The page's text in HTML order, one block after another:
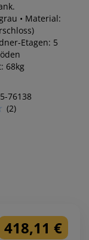
• Material:
Etagen: 5
68kg
76138
(2)
418,11 €